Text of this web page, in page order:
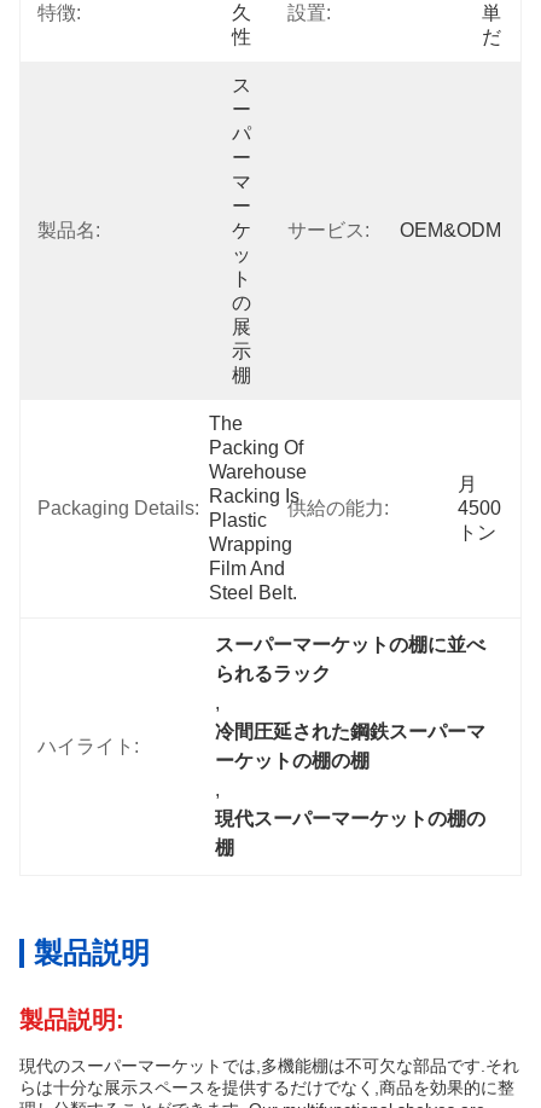
特徴:
久
性
設置:
単
だ
製品名:
ス
ー
パ
ー
マ
ー
ケ
ッ
ト
の
展
示
棚
サービス: OEM&ODM
Packaging Details:
The
Packing Of
Warehouse
Racking Is
Plastic
Wrapping
Film And
Steel Belt.
供給の能力:
月
4500
トン
ハイライト:
スーパーマーケットの棚に並べ
られるラック
,
冷間圧延された鋼鉄スーパーマ
ーケットの棚の棚
,
現代スーパーマーケットの棚の
棚
製品説明
製品説明:
現代のスーパーマーケットでは,多機能棚は不可欠な部品です.それ
らは十分な展示スペースを提供するだけでなく,商品を効果的に整